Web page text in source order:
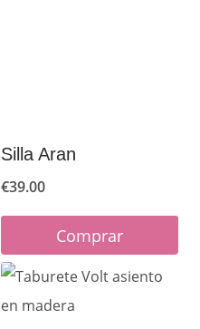
Silla Aran
€39.00
Comprar
Este
producto